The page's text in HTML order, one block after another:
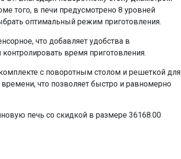
того, в печи предусмотрено 8 уровней
оптимальный режим приготовления.
что добавляет удобства в
время приготовления.
с поворотным столом и решеткой для
что позволяет быстро и равномерно
печь со скидкой в размере 36168.00